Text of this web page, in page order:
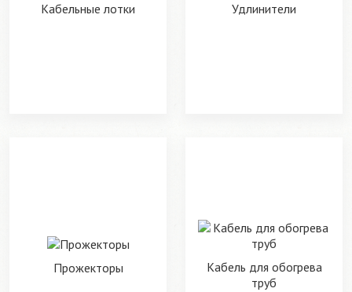
Кабельные лотки Удлинители
Прожекторы
Кабель для обогрева
труб